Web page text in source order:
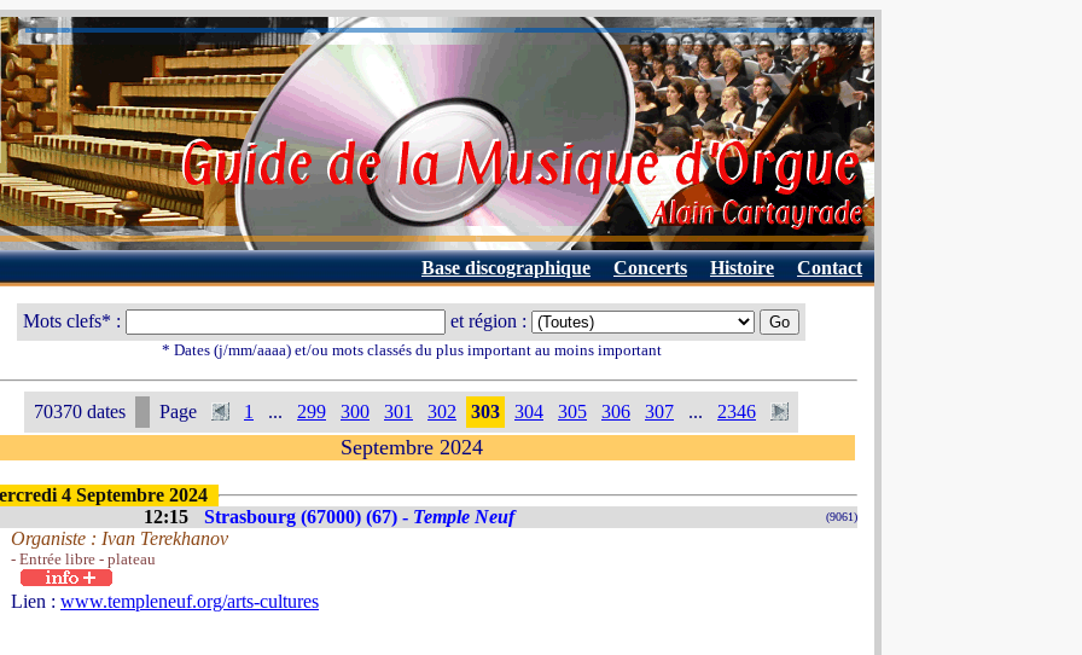
Base discographique Concerts Histoire Contact
Mots clefs* : et région :
* Dates (j/mm/aaaa) et/ou mots classés du plus important au moins important
70370 dates Page 1 ... 299 300 301 302 303 304 305 306 307 ... 2346
Septembre 2024
4 Septembre 2024
12:15
Strasbourg (67000) (67) - Temple Neuf (9061)
Organiste : Ivan Terekhanov
- Entrée libre - plateau
Lien : www.templeneuf.org/arts-cultures